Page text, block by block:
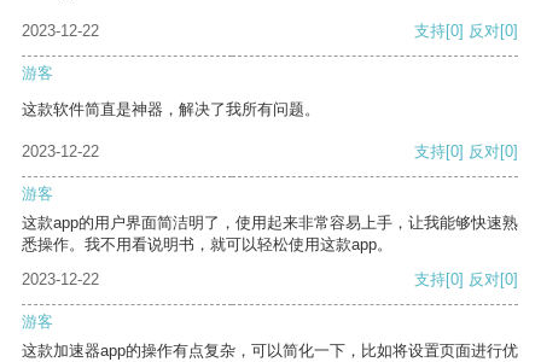
2023-12-22 支持[0] 反对[0]
游客
这款软件简直是神器，解决了我所有问题。
2023-12-22 支持[0] 反对[0]
游客
这款app的用户界面简洁明了，使用起来非常容易上手，让我能够快速熟
悉操作。我不用看说明书，就可以轻松使用这款app。
2023-12-22
支持[0] 反对[0]
游客
这款加速器app的操作有点复杂，可以简化一下，比如将设置页面进行优